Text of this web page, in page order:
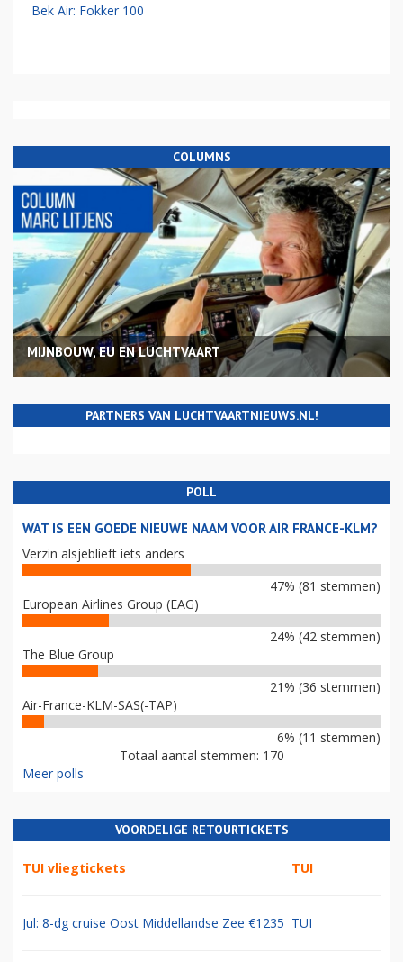
Bek Air: Fokker 100
COLUMNS
MIJNBOUW, EU EN LUCHTVAART
PARTNERS VAN LUCHTVAARTNIEUWS.NL!
POLL
WAT IS EEN GOEDE NIEUWE NAAM VOOR AIR FRANCE-KLM?
Verzin alsjeblieft iets anders
47% (81 stemmen)
European Airlines Group (EAG)
24% (42 stemmen)
The Blue Group
21% (36 stemmen)
Air-France-KLM-SAS(-TAP)
6% (11 stemmen)
Totaal aantal stemmen: 170
Meer polls
VOORDELIGE RETOURTICKETS
TUI vliegtickets TUI
Jul: 8-dg cruise Oost Middellandse Zee €1235 TUI